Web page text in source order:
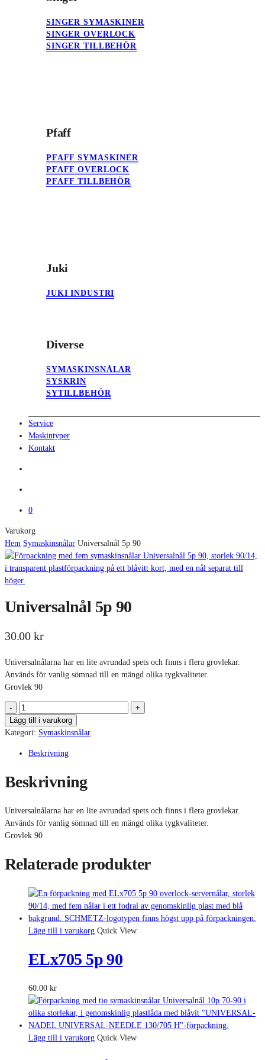
SINGER SYMASKINER
SINGER OVERLOCK
SINGER TILLBEHÖR
Pfaff
PFAFF SYMASKINER
PFAFF OVERLOCK
PFAFF TILLBEHÖR
Juki
JUKI INDUSTRI
Diverse
SYMASKINSNÅLAR
SYSKRIN
SYTILLBEHÖR
Service
Maskintyper
Kontakt
0
VarukorgClose
Cart
Hem Symaskinsnålar Universalnål 5p 90
Universalnål 5p 90
30.00 kr
Universalnålarna har en lite avrundad spets och finns i flera grovlekar.
Används för vanlig sömnad till en mängd olika tygkvaliteter.
Grovlek 90
UNIVERSALNÅL
5P
90
Lägg till i varukorg
Kategori: Symaskinsnålar
Beskrivning
Beskrivning
Universalnålarna har en lite avrundad spets och finns i flera grovlekar.
Används för vanlig sömnad till en mängd olika tygkvaliteter.
Grovlek 90
Relaterade produkter
Lägg till i varukorg Quick View
ELx705 5p 90
60.00 kr
Lägg till i varukorg Quick View